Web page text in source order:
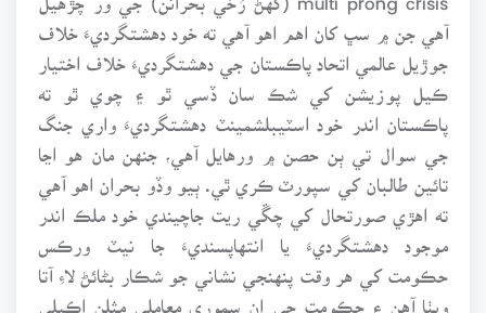
آهي جن ۾ سڀ کان اهم اهو آهي ته خود دهشتگرديءَ خلاف
جوڙيل عالمي اتحاد پاڪستان جي دهشتگرديءَ خلاف اختيار
ڪيل پوزيشن کي شڪ سان ڏسي ٿو ۽ چوي ٿو ته
پاڪستان اندر خود اسٽيبلشمينٽ دهشتگرديءَ واري جنگ
جي سوال تي ٻن حصن ۾ ورهايل آهي، جنهن مان هو اڃا
تائين طالبان کي سپورٽ ڪري ٿي. ٻيو وڏو بحران اهو آهي
ته اهڙي صورتحال کي چڱي ريت جاچيندي خود ملڪ اندر
موجود دهشتگرديءَ يا انتهاپسنديءَ جا نيٽ ورڪس
حڪومت کي هر وقت پنهنجي نشاني جو شڪار بڻائڻ لاءِ آتا
ويٺا آهن ۽ حڪومت جي ان سموري معاملي مثلن اڪيلي